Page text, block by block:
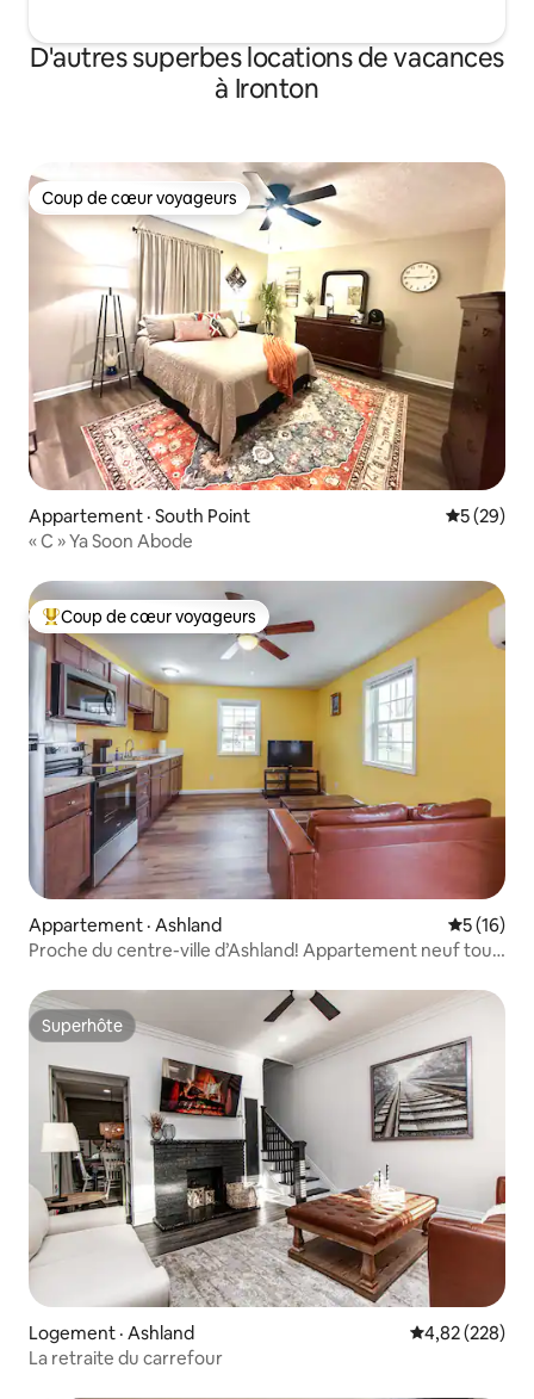
D'autres superbes locations de vacances
à Ironton
Coup de cœur voyageurs
Coup de cœur voyageurs
Appartement · South Point Note
5 (29)
« C » Ya Soon Abode
Coup de cœur voyageurs parmi les plus aimés
Coup de cœur voyageurs
Appartement · Ashland Note
5 (16)
Proche du centre-ville d’Ashland! Appartement neuf tout
Superhôte
Superhôte
Logement · Ashland Note
4,82 (228)
La retraite du carrefour